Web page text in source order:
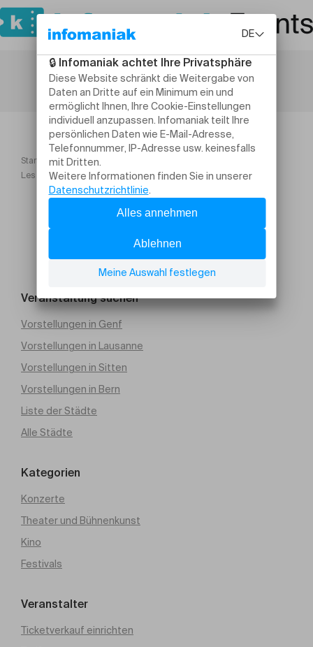
Startseite
Workshops und Praktika
Les p'tits explorateurs L'Océanie
Veranstaltung suchen
Vorstellungen in Genf
Vorstellungen in Lausanne
Vorstellungen in Sitten
Vorstellungen in Bern
Liste der Städte
Alle Städte
Kategorien
Konzerte
Theater und Bühnenkunst
Kino
Festivals
Veranstalter
Ticketverkauf einrichten